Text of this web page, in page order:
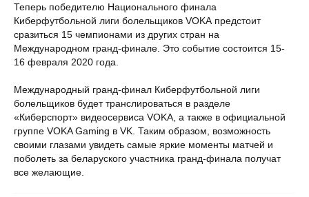
Теперь победителю Национального финала
Киберфутбольной лиги болельщиков VOKA предстоит
сразиться 15 чемпионами из других стран на
Международном гранд-финале. Это событие состоится 15-
16 февраля 2020 года.
Международный гранд-финал Киберфутбольной лиги
болельщиков будет транслироваться в разделе
«Киберспорт» видеосервиса VOKA, а также в официальной
группе VOKA Gaming в VK. Таким образом, возможность
своими глазами увидеть самые яркие моменты матчей и
поболеть за беларуского участника гранд-финала получат
все желающие.